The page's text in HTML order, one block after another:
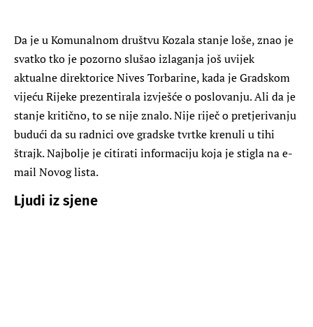
Da je u Komunalnom društvu Kozala stanje loše, znao je
svatko tko je pozorno slušao izlaganja još uvijek
aktualne direktorice Nives Torbarine, kada je Gradskom
vijeću Rijeke prezentirala izvješće o poslovanju. Ali da je
stanje kritično, to se nije znalo. Nije riječ o pretjerivanju
budući da su radnici ove gradske tvrtke krenuli u tihi
štrajk. Najbolje je citirati informaciju koja je stigla na e-
mail Novog lista.
Ljudi iz sjene